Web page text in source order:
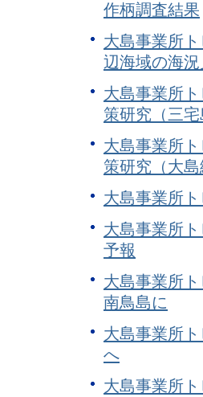
作柄調査結果
大島事業所
辺海域の海
大島事業所
策研究（三
大島事業所
策研究（大
大島事業所
大島事業所
予報
大島事業所
南鳥島に
大島事業所
へ
大島事業所